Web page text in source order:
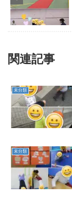
関連記事
未分類
未分類